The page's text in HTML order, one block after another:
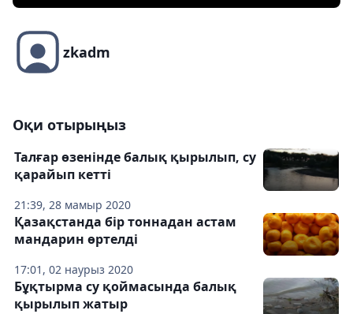
zkadm
Оқи отырыңыз
21:39, 28 мамыр 2020
Талғар өзенінде балық қырылып, су
қарайып кетті
17:01, 02 наурыз 2020
Қазақстанда бір тоннадан астам
мандарин өртелді
Бұқтырма су қоймасында балық
қырылып жатыр